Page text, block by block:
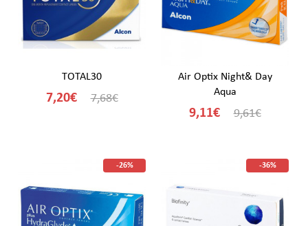
TOTAL30
7,20€ 7,68€
Air Optix Night& Day
Aqua
9,11€ 9,61€
-26% -36%